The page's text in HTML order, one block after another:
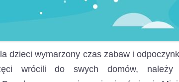
dzieci wymarzony czas zabaw i
wrócili do swych domów, należy